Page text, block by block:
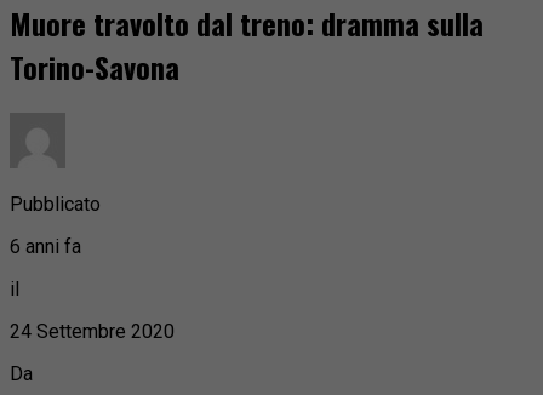
Muore travolto dal treno: dramma sulla
Torino-Savona
Pubblicato
6 anni fa
il
24 Settembre 2020
Da